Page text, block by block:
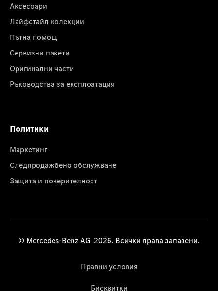
Аксесоари
Лайфстайл колекции
Пътна помощ
Сервизни пакети
Оригинални части
Ръководства за експлоатация
Политики
Маркетинг
Следпродажбено обслужване
Защита и поверителност
© Mercedes-Benz AG. 2026. Всички права запазени.
Правни условия
Бисквитки